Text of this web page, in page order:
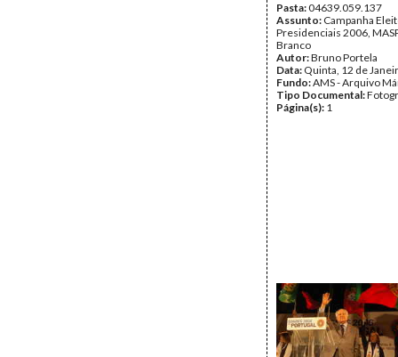
Pasta:04639.059.137
Assunto: Campanha
Presidenciais 2006,
Branco
Autor:Bruno Portela
Data: Quinta, 12 de
Fundo:AMS - Arquivo
Tipo Documental:
Página(s): 1